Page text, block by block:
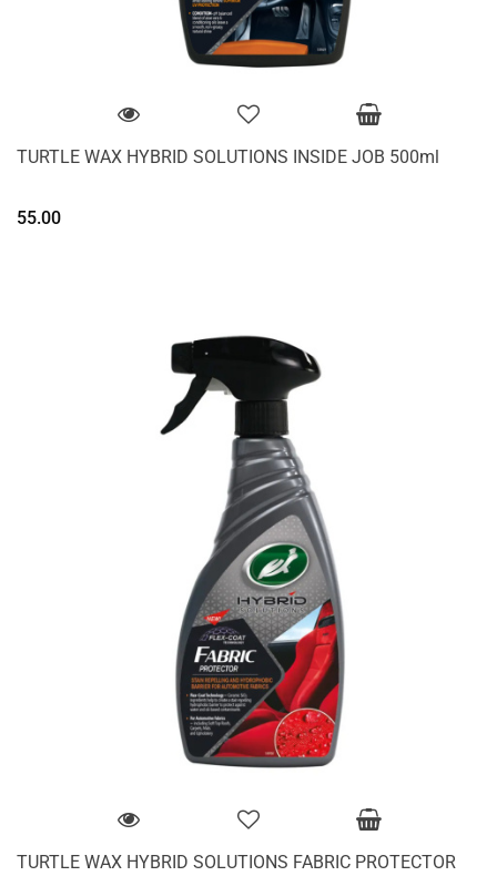
TURTLE WAX HYBRID SOLUTIONS INSIDE JOB 500ml
55.00
TURTLE WAX HYBRID SOLUTIONS FABRIC PROTECTOR